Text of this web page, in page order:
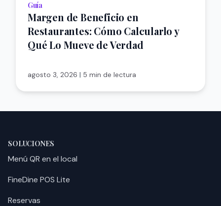
Guía
Margen de Beneficio en
Restaurantes: Cómo Calcularlo y
Qué Lo Mueve de Verdad
agosto 3, 2026 | 5 min de lectura
SOLUCIONES
Menú QR en el local
FineDine POS Lite
Reservas